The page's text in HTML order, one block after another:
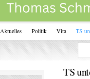
Aktuelles Politik Vita TS
TS